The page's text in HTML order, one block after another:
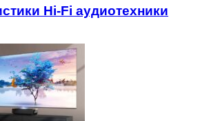
Hi-Fi аудиотехники